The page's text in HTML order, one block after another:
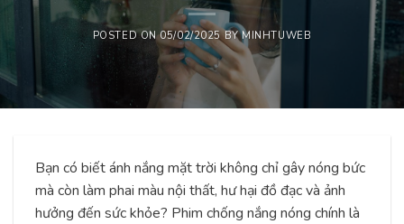
POSTED ON05/02/2025 BYMINHTUWEB
Bạn có biết ánh nắng mặt trời không chỉ gây nóng bức
mà còn làm phai màu nội thất, hư hại đồ đạc và ảnh
hưởng đến sức khỏe? Phim chống nắng nóng chính là